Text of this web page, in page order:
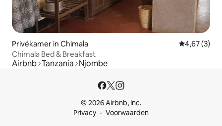
Privékamer in Chimala
4,67 (3)
Chimala Bed & Breakfast
Airbnb Tanzania Njombe
© 2026 Airbnb, Inc.
Privacy
Voorwaarden